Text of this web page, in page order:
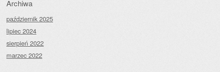
Archiwa
październik 2025
lipiec 2024
sierpień 2022
marzec 2022